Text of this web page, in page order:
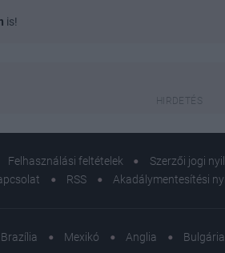
is!
Felhasználási feltételek Szerzői jogi
RSS Akadálymentesítési
Brazília Mexikó Anglia Bulgária